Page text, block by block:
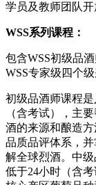
学员及教师团队开
WSS系列课程：
包含WSS初级品
WSS专家级四个级
初级品酒师课程
（含考试），主
酒的来源和酿造
品质品评体系，
解全球烈酒。中
低于24小时（含